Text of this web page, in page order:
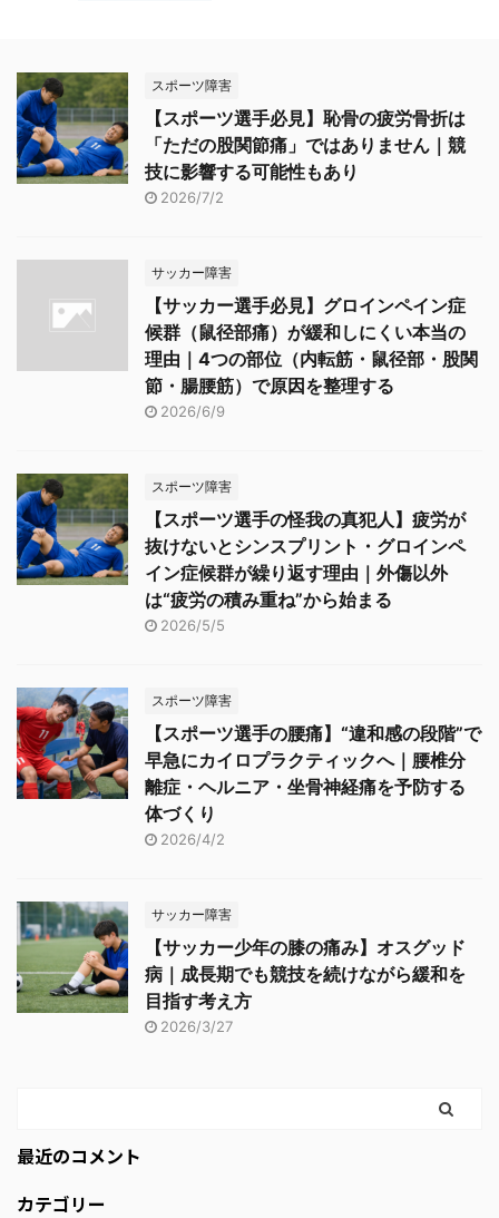
スポーツ障害
【スポーツ選手必見】恥骨の疲労骨折は
「ただの股関節痛」ではありません｜競
技に影響する可能性もあり
2026/7/2
サッカー障害
【サッカー選手必見】グロインペイン症
候群（鼠径部痛）が緩和しにくい本当の
理由｜4つの部位（内転筋・鼠径部・股関
節・腸腰筋）で原因を整理する
2026/6/9
スポーツ障害
【スポーツ選手の怪我の真犯人】疲労が
抜けないとシンスプリント・グロインペ
イン症候群が繰り返す理由｜外傷以外
は“疲労の積み重ね”から始まる
2026/5/5
スポーツ障害
【スポーツ選手の腰痛】“違和感の段階”で
早急にカイロプラクティックへ｜腰椎分
離症・ヘルニア・坐骨神経痛を予防する
体づくり
2026/4/2
サッカー障害
【サッカー少年の膝の痛み】オスグッド
病｜成長期でも競技を続けながら緩和を
目指す考え方
2026/3/27
最近のコメント
カテゴリー